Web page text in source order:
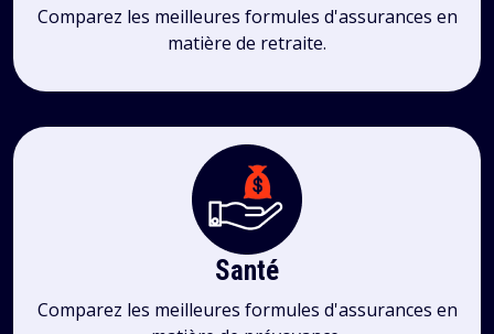
Comparez les meilleures formules d'assurances en
matière de retraite.
Santé
Comparez les meilleures formules d'assurances en